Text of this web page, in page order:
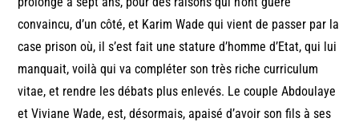
convaincu, d’un côté, et Karim Wade qui vient de passer par la
case prison où, il s’est fait une stature d’homme d’Etat, qui lui
manquait, voilà qui va compléter son très riche curriculum
vitae, et rendre les débats plus enlevés. Le couple Abdoulaye
et Viviane Wade, est, désormais, apaisé d’avoir son fils à ses